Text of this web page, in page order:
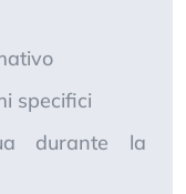
specifici
durante la